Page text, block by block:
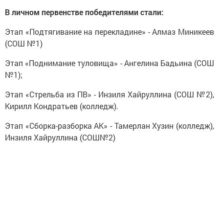
В личном первенстве победителями стали:
Этап «Подтягивание на перекладине» - Алмаз Миникеев
(СОШ №1)
Этап «Поднимание туловища» - Ангелина Бадьина (СОШ
№1);
Этап «Стрельба из ПВ» - Инзиля Хайруллина (СОШ №2),
Кирилл Кондратьев (колледж).
Этап «Сборка-разборка АК» - Тамерлан Хузин (колледж),
Инзиля Хайруллина (СОШ№2)